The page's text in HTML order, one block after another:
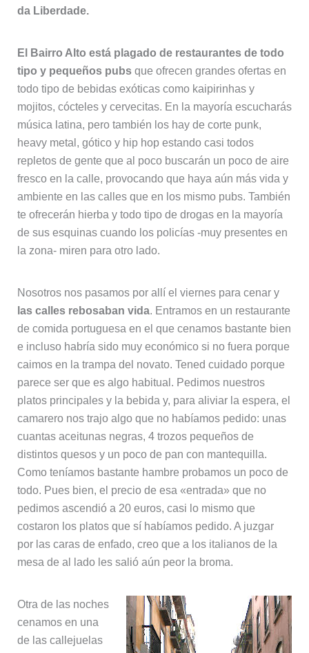
da Liberdade.
El Bairro Alto está plagado de restaurantes de todo
tipo y pequeños pubs que ofrecen grandes ofertas en
todo tipo de bebidas exóticas como kaipirinhas y
mojitos, cócteles y cervecitas. En la mayoría escucharás
música latina, pero también los hay de corte punk,
heavy metal, gótico y hip hop estando casi todos
repletos de gente que al poco buscarán un poco de aire
fresco en la calle, provocando que haya aún más vida y
ambiente en las calles que en los mismo pubs. También
te ofrecerán hierba y todo tipo de drogas en la mayoría
de sus esquinas cuando los policías -muy presentes en
la zona- miren para otro lado.
Nosotros nos pasamos por allí el viernes para cenar y
las calles rebosaban vida. Entramos en un restaurante
de comida portuguesa en el que cenamos bastante bien
e incluso habría sido muy económico si no fuera porque
caimos en la trampa del novato. Tened cuidado porque
parece ser que es algo habitual. Pedimos nuestros
platos principales y la bebida y, para aliviar la espera, el
camarero nos trajo algo que no habíamos pedido: unas
cuantas aceitunas negras, 4 trozos pequeños de
distintos quesos y un poco de pan con mantequilla.
Como teníamos bastante hambre probamos un poco de
todo. Pues bien, el precio de esa «entrada» que no
pedimos ascendió a 20 euros, casi lo mismo que
costaron los platos que sí habíamos pedido. A juzgar
por las caras de enfado, creo que a los italianos de la
mesa de al lado les salió aún peor la broma.
Otra de las noches
cenamos en una
de las callejuelas